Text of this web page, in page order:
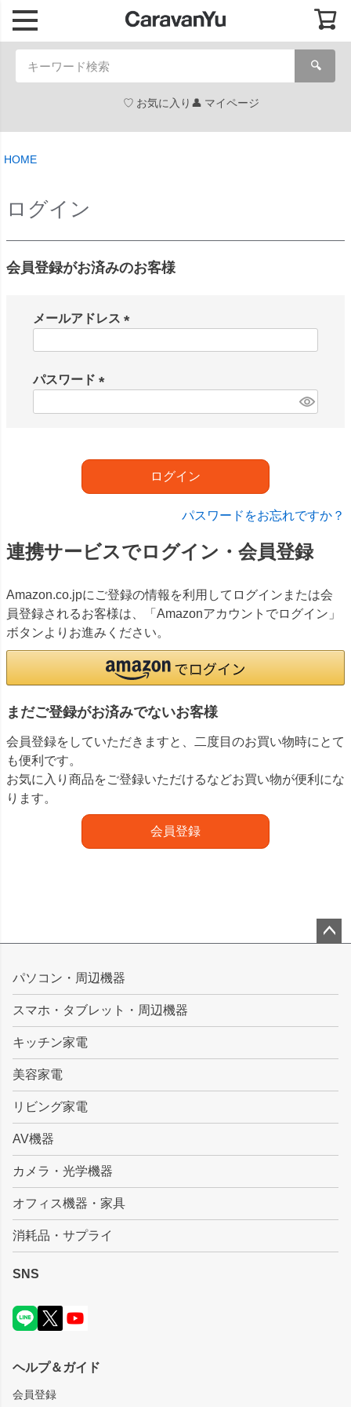
🔍
お気に入り マイページ
HOME
ログイン
会員登録がお済みのお客様
メールアドレス
パスワード
)
ログイン
パスワードをお忘れですか？
連携サービスでログイン・会員登録
Amazon.co.jpにご登録の情報を利用してログインまたは会
員登録されるお客様は、「Amazonアカウントでログイン」
ボタンよりお進みください。
まだご登録がお済みでないお客様
会員登録をしていただきますと、二度目のお買い物時にとて
も便利です。
お気に入り商品をご登録いただけるなどお買い物が便利にな
ります。
会員登録
ップ
パソコン・周辺機器
スマホ・タブレット・周辺機器
キッチン家電
美容家電
リビング家電
AV機器
カメラ・光学機器
オフィス機器・家具
消耗品・サプライ
SNS
ヘルプ＆ガイド
会員登録